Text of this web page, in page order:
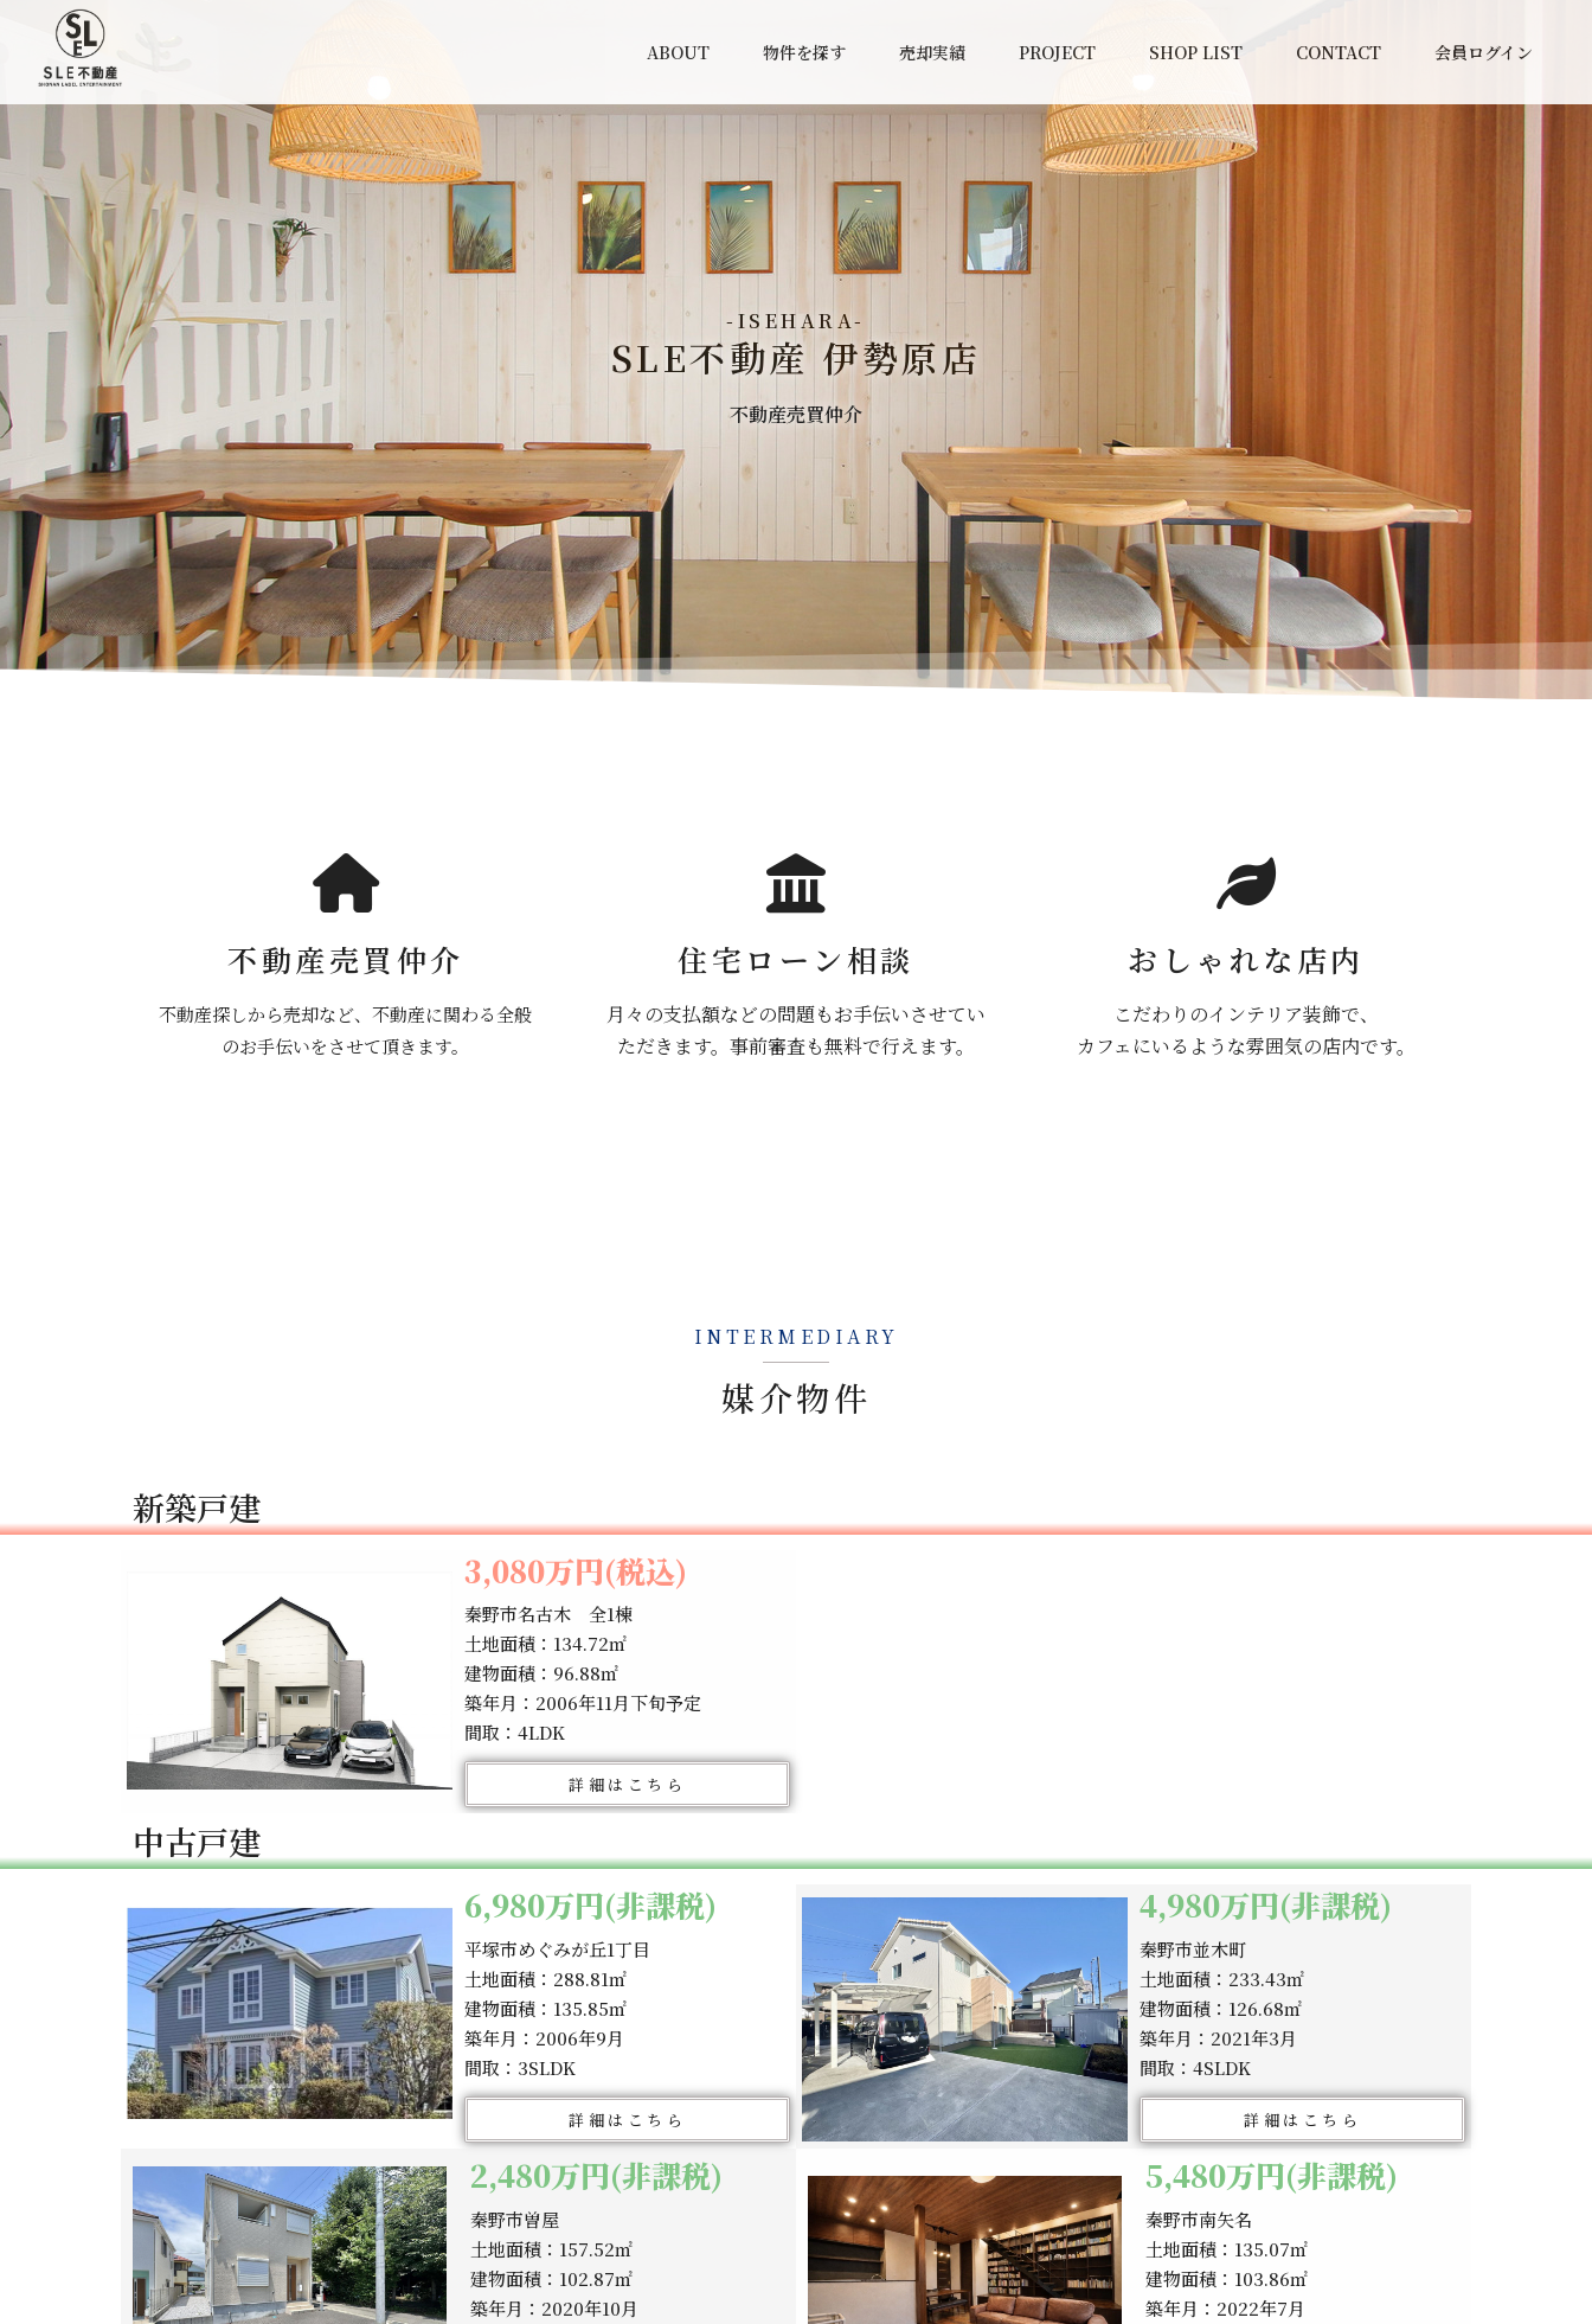
伊勢原市/湘南エリアの不動産売買・仲介ならSLE不動産 | 湘南レーベル株式会社
ABOUT 物件を探す 売却実績 PROJECT SHOP LIST CONTACT 会員ログイン
-ISEHARA-
SLE不動産 伊勢原店
不動産売買仲介
不動産売買仲介
不動産探しから売却など、不動産に関わる全般
のお手伝いをさせて頂きます。
住宅ローン相談
月々の支払額などの問題もお手伝いさせてい
ただきます。事前審査も無料で行えます。
おしゃれな店内
こだわりのインテリア装飾で、
カフェにいるような雰囲気の店内です。
INTERMEDIARY
媒介物件
新築戸建
3,080万円(税込)
秦野市名古木 全1棟
土地面積：134.72㎡
建物面積：96.88㎡
築年月：2006年11月下旬予定
間取：4LDK
詳細はこちら
中古戸建
6,980万円(非課税)
平塚市めぐみが丘1丁目
土地面積：288.81㎡
建物面積：135.85㎡
築年月：2006年9月
間取：3SLDK
詳細はこちら
4,980万円(非課税)
秦野市並木町
土地面積：233.43㎡
建物面積：126.68㎡
築年月：2021年3月
間取：4SLDK
詳細はこちら
2,480万円(非課税)
秦野市曽屋
土地面積：157.52㎡
建物面積：102.87㎡
築年月：2020年10月
5,480万円(非課税)
秦野市南矢名
土地面積：135.07㎡
建物面積：103.86㎡
築年月：2022年7月